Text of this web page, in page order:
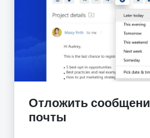
Отложить
почты